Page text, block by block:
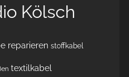
Kölsch
reparieren stoffkabel
textilkabel